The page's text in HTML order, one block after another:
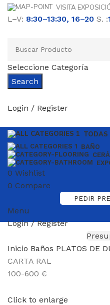
VISITA
L–V: 8:30–13:30, 16–20 S. :
Seleccione Categoría
Search
Login / Register
TODAS
BAÑO
0 Wishlist
0 Compare
PEDIR
Menu
Login / Register
Inicio Baños PLATOS DE
CARTA RAL
100-600 €
Click to enlarge